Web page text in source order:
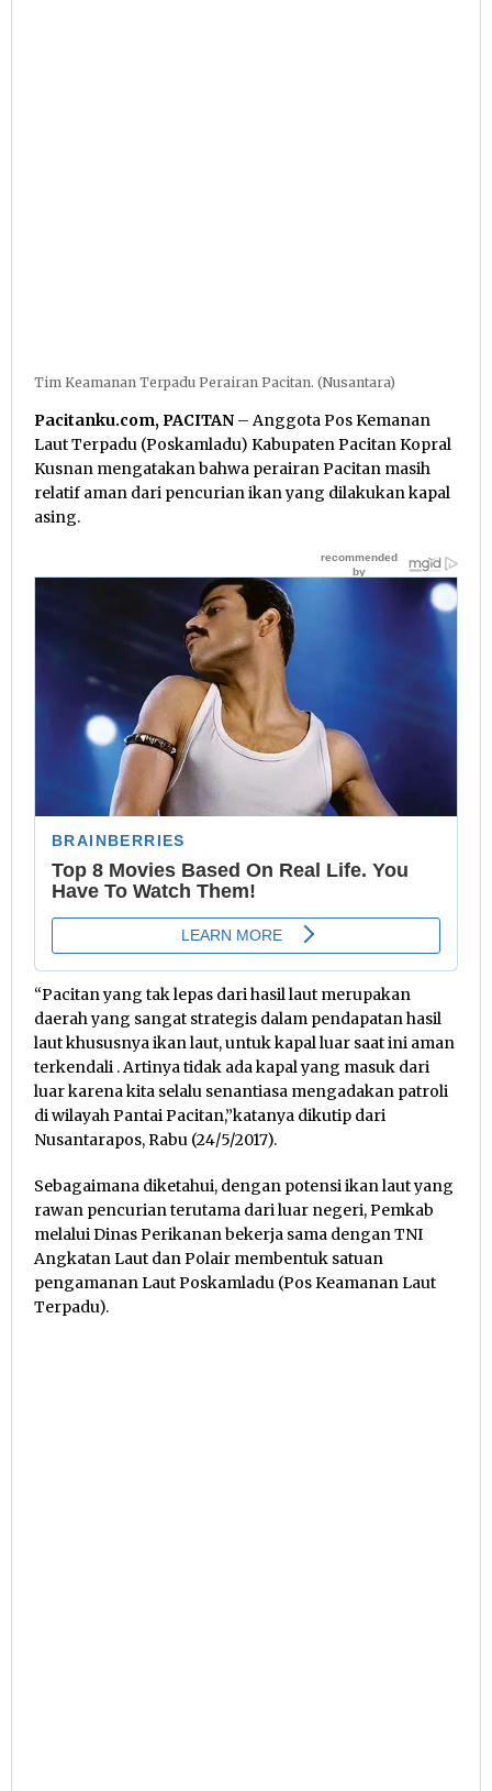
Tim Keamanan Terpadu Perairan Pacitan. (Nusantara)
Pacitanku.com, PACITAN – Anggota Pos Kemanan
Laut Terpadu (Poskamladu) Kabupaten Pacitan Kopral
Kusnan mengatakan bahwa perairan Pacitan masih
relatif aman dari pencurian ikan yang dilakukan kapal
asing.
“Pacitan yang tak lepas dari hasil laut merupakan
daerah yang sangat strategis dalam pendapatan hasil
laut khususnya ikan laut, untuk kapal luar saat ini aman
terkendali . Artinya tidak ada kapal yang masuk dari
luar karena kita selalu senantiasa mengadakan patroli
di wilayah Pantai Pacitan,”katanya dikutip dari
Nusantarapos, Rabu (24/5/2017).
Sebagaimana diketahui, dengan potensi ikan laut yang
rawan pencurian terutama dari luar negeri, Pemkab
melalui Dinas Perikanan bekerja sama dengan TNI
Angkatan Laut dan Polair membentuk satuan
pengamanan Laut Poskamladu (Pos Keamanan Laut
Terpadu).